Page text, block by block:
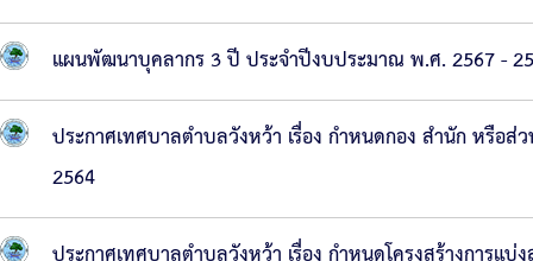
ธารณ
สุขฯ
หน่วย
ตรวจ
ภายใน
แผนพัฒนาบุคลากร 3 ปี ประจำปีงบประมาณ พ.ศ. 2567 -
ประกาศเทศบาลตำบลวังหว้า เรื่อง กำหนดกอง สำนัก หรือ
2564